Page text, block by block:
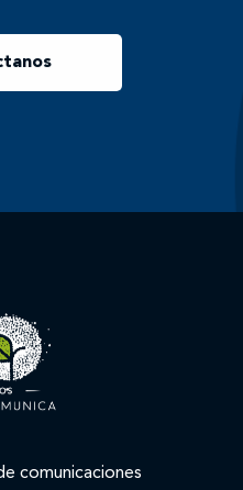
comunicaciones